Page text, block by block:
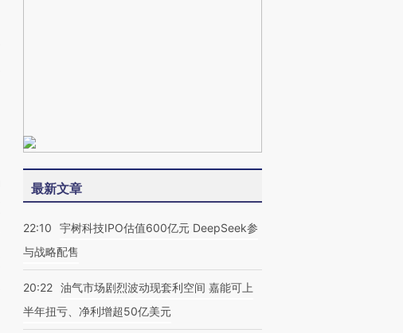
最新文章
22:10
宇树科技IPO估值600亿元 DeepSeek参
与战略配售
20:22 油气市场剧烈波动现套利空间 嘉能可上
半年扭亏、净利增超50亿美元